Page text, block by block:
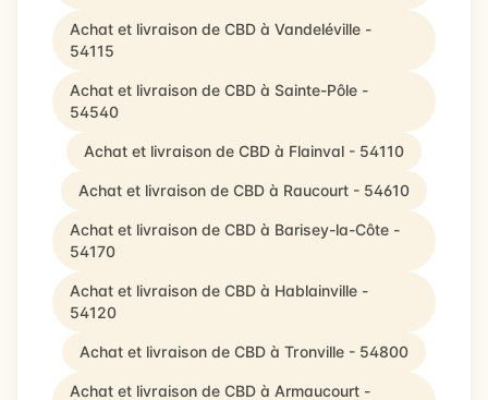
Achat et livraison de CBD à Vandeléville -
54115
Achat et livraison de CBD à Sainte-Pôle -
54540
Achat et livraison de CBD à Flainval - 54110
Achat et livraison de CBD à Raucourt - 54610
Achat et livraison de CBD à Barisey-la-Côte -
54170
Achat et livraison de CBD à Hablainville -
54120
Achat et livraison de CBD à Tronville - 54800
Achat et livraison de CBD à Armaucourt -